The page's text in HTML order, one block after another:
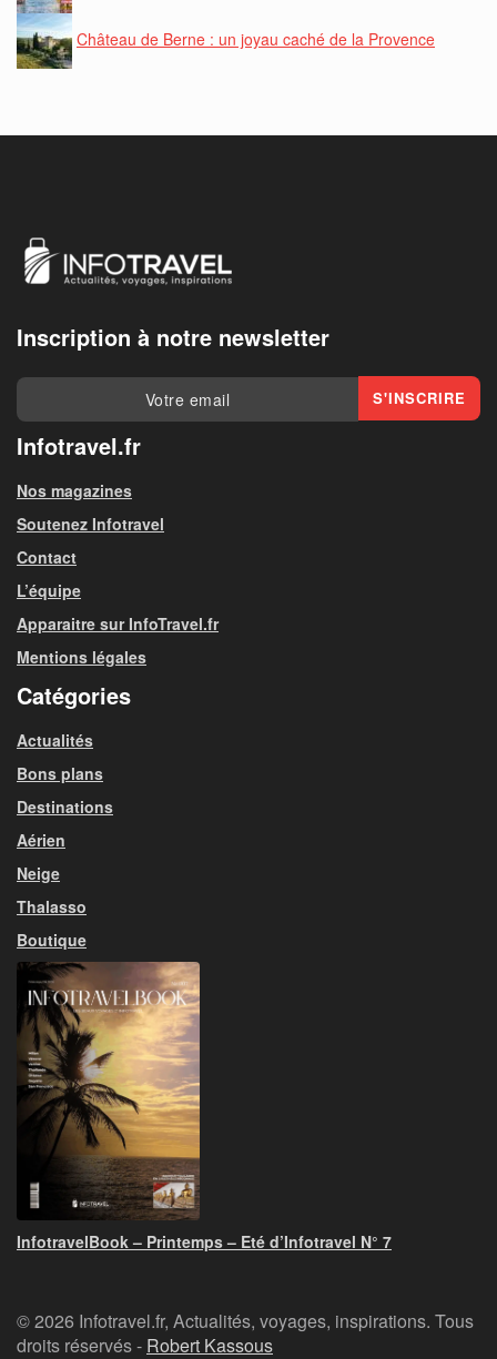
Château de Berne : un joyau caché de la Provence
Inscription à notre newsletter
Infotravel.fr
Nos magazines
Soutenez Infotravel
Contact
L’équipe
Apparaitre sur InfoTravel.fr
Mentions légales
Catégories
Actualités
Bons plans
Destinations
Aérien
Neige
Thalasso
Boutique
InfotravelBook – Printemps – Eté d’Infotravel N° 7
© 2026 Infotravel.fr, Actualités, voyages, inspirations. Tous
droits réservés - Robert Kassous